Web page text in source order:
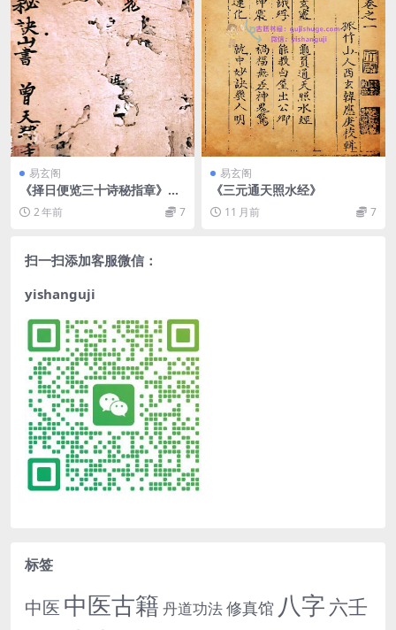
易玄阁
《择日便览三十诗秘指章》嘉
庆丁丑年抄
2 年前 7
易玄阁
《三元通天照水经》
11 月前 7
扫一扫添加客服微信：
yishanguji
标签
中医 中医古籍 丹道功法修真馆 八字 六壬